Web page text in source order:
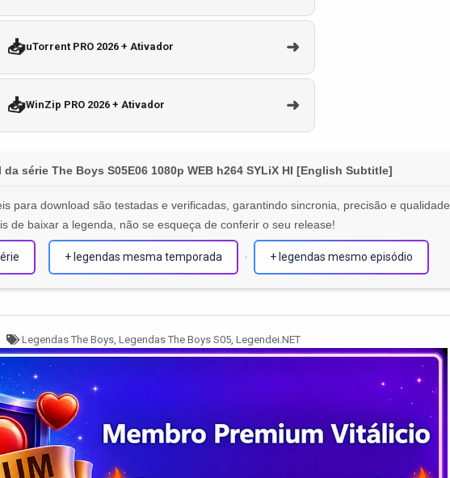
📥uTorrent PRO 2026 + Ativador ➜
📥WinZip PRO 2026 + Ativador ➜
série The Boys S05E06 1080p WEB h264 SYLiX HI [English Subtitle]
para download são testadas e verificadas, garantindo sincronia, precisão e qualidade.
de baixar a legenda, não se esqueça de conferir o seu release!
+ legendas mesma temporada · + legendas mesmo episódio
Tagged
Legendas The Boys Legendas The Boys S05 Legendei.NET